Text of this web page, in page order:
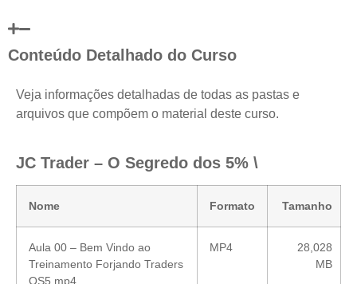
Conteúdo Detalhado do Curso
Veja informações detalhadas de todas as pastas e
arquivos que compõem o material deste curso.
JC Trader – O Segredo dos 5% \
Nome Formato Tamanho
Aula 00 – Bem Vindo ao
Treinamento Forjando Traders
OS5.mp4
MP4
28,028
MB